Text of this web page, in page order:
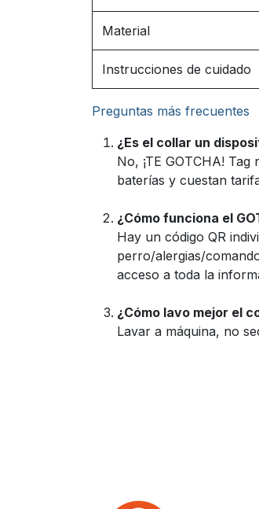
Material
Instrucciones de cuidado
Preguntas más frecuentes
¿Es el collar un
No, ¡TE GOTCHA!
baterías y cuestan
¿Cómo funciona el
Hay un código QR
perro/alergias/
acceso a toda la
¿Cómo lavo mejor el
Lavar a máquina, no